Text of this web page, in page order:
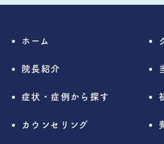
ホーム
院長紹介
症状・症例から探す
カウンセリング